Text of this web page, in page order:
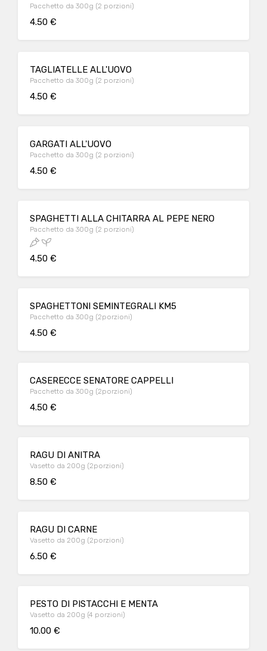
Pacchetto da 300g (2 porzioni)
4.50 €
TAGLIATELLE ALL'UOVO
Pacchetto da 300g (2 porzioni)
4.50 €
GARGATI ALL'UOVO
Pacchetto da 300g (2 porzioni)
4.50 €
SPAGHETTI ALLA CHITARRA AL PEPE NERO
Pacchetto da 300g (2 porzioni)
4.50 €
SPAGHETTONI SEMINTEGRALI KM5
Pacchetto da 300g (2porzioni)
4.50 €
CASERECCE SENATORE CAPPELLI
Pacchetto da 300g (2porzioni)
4.50 €
RAGU DI ANITRA
Vasetto da 200g (2porzioni)
8.50 €
RAGU DI CARNE
Vasetto da 200g (2porzioni)
6.50 €
PESTO DI PISTACCHI E MENTA
Vasetto da 200g (4 porzioni)
10.00 €